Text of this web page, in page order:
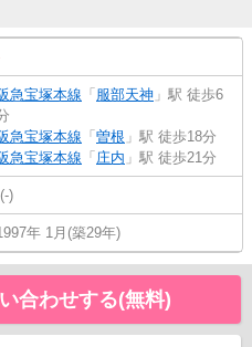
急宝塚本線 「 服部天神 」駅 徒歩6
急宝塚本線 「 曽根 」駅 徒歩18分
急宝塚本線 「 庄内 」駅 徒歩21分
)
年 1月(築29年)
合わせする(無料)